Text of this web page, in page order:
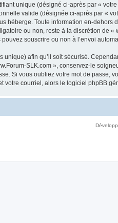
unique (désigné ci-après par «
valide (désignée ci-après par «
héberge. Toute information en-dehors
ou non, reste à la discrétion de
souscrire ou non à l’envoi
unique) afin qu’il soit sécurisé.
SLK.com », conservez-le
Si vous oubliez votre mot de passe,
votre courriel, alors le logiciel phpBB